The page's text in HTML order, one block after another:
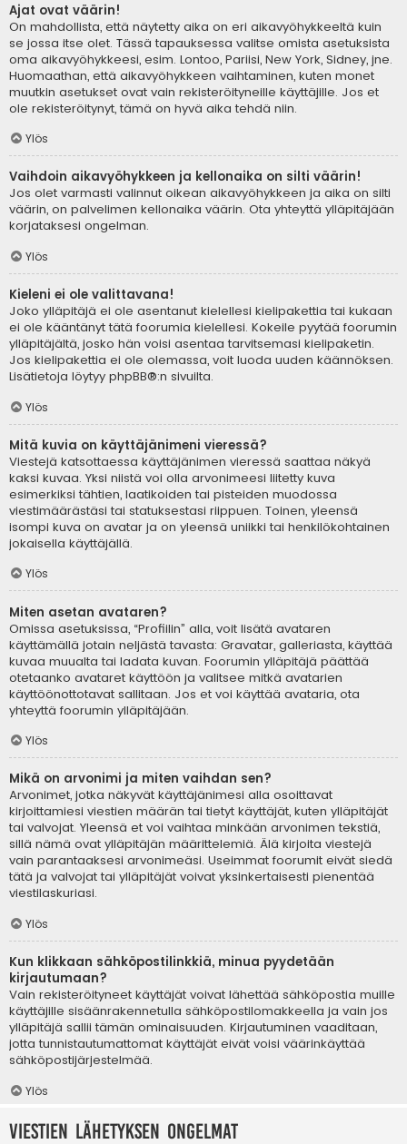
Ajat ovat väärin!
On mahdollista, että näytetty aika on eri aikavyöhykkeeltä kuin
se jossa itse olet. Tässä tapauksessa valitse omista asetuksista
oma aikavyöhykkeesi, esim. Lontoo, Pariisi, New York, Sidney, jne.
Huomaathan, että aikavyöhykkeen vaihtaminen, kuten monet
muutkin asetukset ovat vain rekisteröityneille käyttäjille. Jos et
ole rekisteröitynyt, tämä on hyvä aika tehdä niin.
Ylös
Vaihdoin aikavyöhykkeen ja kellonaika on silti väärin!
Jos olet varmasti valinnut oikean aikavyöhykkeen ja aika on silti
väärin, on palvelimen kellonaika väärin. Ota yhteyttä ylläpitäjään
korjataksesi ongelman.
Ylös
Kieleni ei ole valittavana!
Joko ylläpitäjä ei ole asentanut kielellesi kielipakettia tai kukaan
ei ole kääntänyt tätä foorumia kielellesi. Kokeile pyytää foorumin
ylläpitäjältä, josko hän voisi asentaa tarvitsemasi kielipaketin.
Jos kielipakettia ei ole olemassa, voit luoda uuden käännöksen.
Lisätietoja löytyy phpBB®:n sivuilta.
Ylös
Mitä kuvia on käyttäjänimeni vieressä?
Viestejä katsottaessa käyttäjänimen vieressä saattaa näkyä
kaksi kuvaa. Yksi niistä voi olla arvonimeesi liitetty kuva
esimerkiksi tähtien, laatikoiden tai pisteiden muodossa
viestimäärästäsi tai statuksestasi riippuen. Toinen, yleensä
isompi kuva on avatar ja on yleensä uniikki tai henkilökohtainen
jokaisella käyttäjällä.
Ylös
Miten asetan avataren?
Omissa asetuksissa, “Profiilin” alla, voit lisätä avataren
käyttämällä jotain neljästä tavasta: Gravatar, galleriasta, käyttää
kuvaa muualta tai ladata kuvan. Foorumin ylläpitäjä päättää
otetaanko avataret käyttöön ja valitsee mitkä avatarien
käyttöönottotavat sallitaan. Jos et voi käyttää avataria, ota
yhteyttä foorumin ylläpitäjään.
Ylös
Mikä on arvonimi ja miten vaihdan sen?
Arvonimet, jotka näkyvät käyttäjänimesi alla osoittavat
kirjoittamiesi viestien määrän tai tietyt käyttäjät, kuten ylläpitäjät
tai valvojat. Yleensä et voi vaihtaa minkään arvonimen tekstiä,
sillä nämä ovat ylläpitäjän määrittelemiä. Älä kirjoita viestejä
vain parantaaksesi arvonimeäsi. Useimmat foorumit eivät siedä
tätä ja valvojat tai ylläpitäjät voivat yksinkertaisesti pienentää
viestilaskuriasi.
Ylös
Kun klikkaan sähköpostilinkkiä, minua pyydetään
kirjautumaan?
Vain rekisteröityneet käyttäjät voivat lähettää sähköpostia muille
käyttäjille sisäänrakennetulla sähköpostilomakkeella ja vain jos
ylläpitäjä sallii tämän ominaisuuden. Kirjautuminen vaaditaan,
jotta tunnistautumattomat käyttäjät eivät voisi väärinkäyttää
sähköpostijärjestelmää.
Ylös
Viestien lähetyksen ongelmat